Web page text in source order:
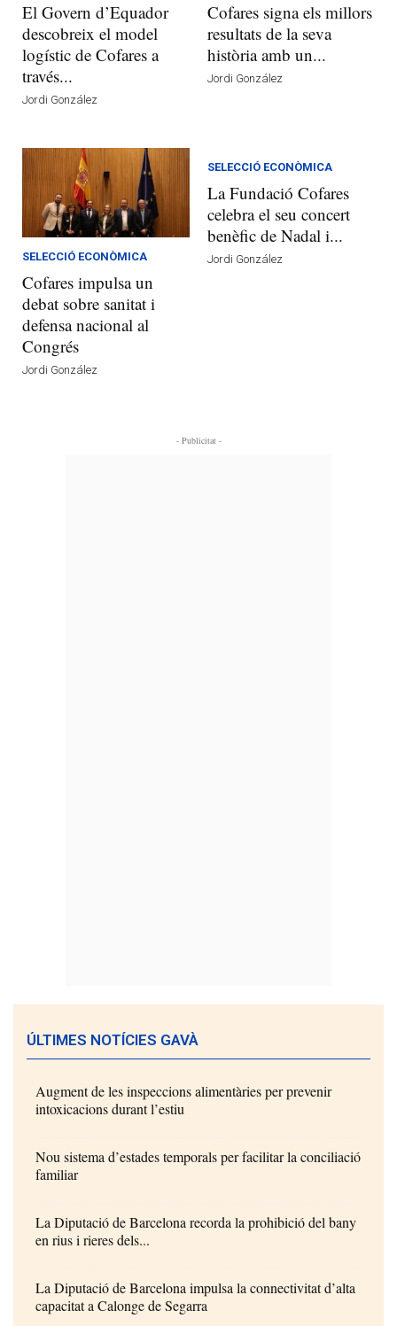
El Govern d’Equador
descobreix el model
logístic de Cofares a
través...
Jordi González
Cofares signa els millors
resultats de la seva
història amb un...
Jordi González
SELECCIÓ ECONÒMICA
Cofares impulsa un
debat sobre sanitat i
defensa nacional al
Congrés
Jordi González
SELECCIÓ ECONÒMICA
La Fundació Cofares
celebra el seu concert
benèfic de Nadal i...
Jordi González
- Publicitat -
ÚLTIMES NOTÍCIES GAVÀ
Augment de les inspeccions alimentàries per prevenir
intoxicacions durant l’estiu
Nou sistema d’estades temporals per facilitar la conciliació
familiar
La Diputació de Barcelona recorda la prohibició del bany
en rius i rieres dels...
La Diputació de Barcelona impulsa la connectivitat d’alta
capacitat a Calonge de Segarra